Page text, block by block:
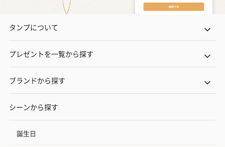
タンプについて
プレゼントを一覧から探す
ブランドから探す
シーンから探す
誕生日